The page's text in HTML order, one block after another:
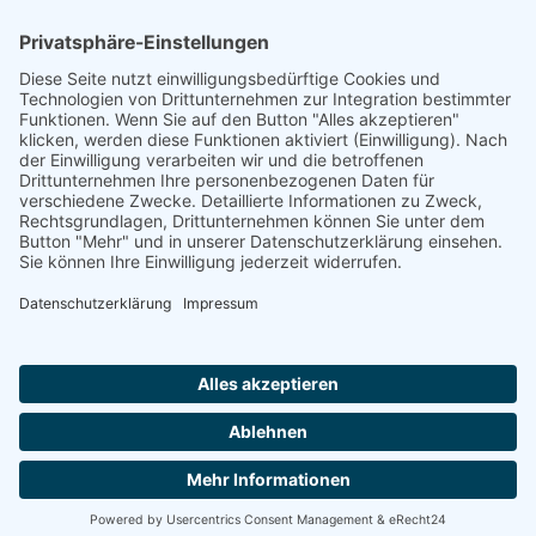
Footer
Cookie-Einstellungen Datenschutz
Impressum
intern
by